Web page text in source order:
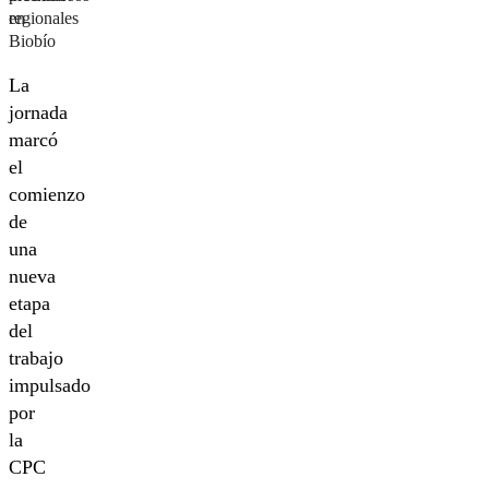
regionales
en
Biobío
La
jornada
marcó
el
comienzo
de
una
nueva
etapa
del
trabajo
impulsado
por
la
CPC